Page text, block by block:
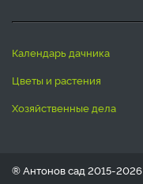
календарь дачника
цветы и растения
хозяйственные дела
® Антонов сад 2015-2026